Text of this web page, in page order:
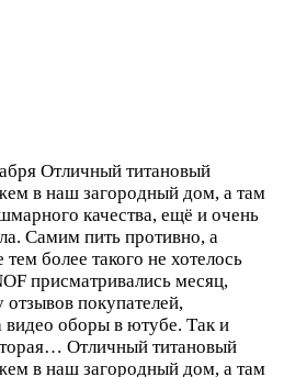
Отличный титановый
в наш загородный дом, а там
качества, ещё и очень
Самим пить противно, а
более такого не хотелось
присматривались месяц,
покупателей,
видео оборы в ютубе. Так и
Отличный титановый
в наш загородный дом, а там